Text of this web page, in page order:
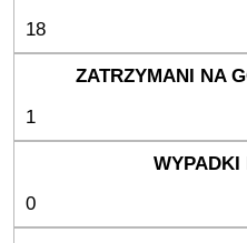
18
1
0